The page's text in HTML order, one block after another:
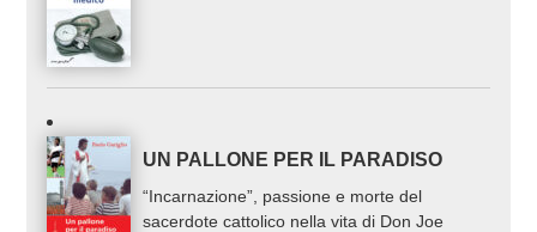
UN PALLONE PER IL PARADISO
“Incarnazione”, passione e morte del
sacerdote cattolico nella vita di Don Joe